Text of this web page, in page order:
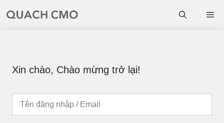
đến
Xin chào, Chào mừng trở lại!